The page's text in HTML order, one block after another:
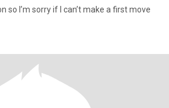
so I’m sorry if I can’t make a first move